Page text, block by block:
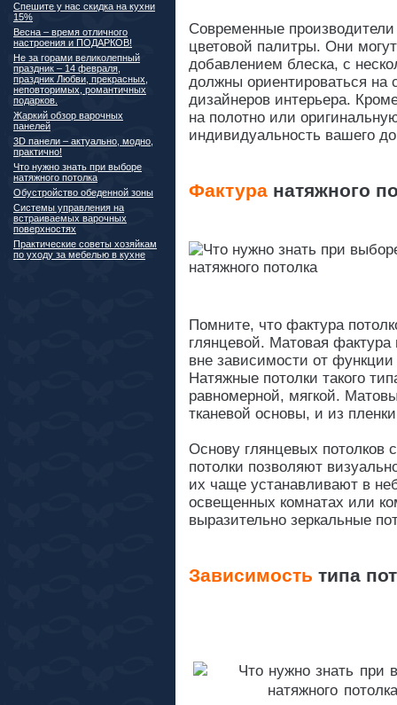
Спешите у нас скидка на кухни
15%
Весна – время отличного
настроения и ПОДАРКОВ!
Не за горами великолепный
праздник – 14 февраля,
праздник Любви, прекрасных,
неповторимых, романтичных
подарков.
Жаркий обзор варочных
панелей
3D панели – актуально, модно,
практично!
Что нужно знать при выборе
натяжного потолка
Обустройство обеденной зоны
Системы управления на
встраиваемых варочных
поверхностях
Практические советы хозяйкам
по уходу за мебелью в кухне
Современные
цветовой палитры. Они
добавлением блеска, с
должны ориентироваться на
дизайнеров интерьера.
на полотно или
индивидуальность вашего
Фактура натяжного
Помните, что фактура
глянцевой. Матовая
вне зависимости от
Натяжные потолки такого
равномерной, мягкой.
тканевой основы, и из
Основу глянцевых потолков
потолки позволяют
их чаще устанавливают в
освещенных комнатах или
выразительно зеркальные
Зависимость типа